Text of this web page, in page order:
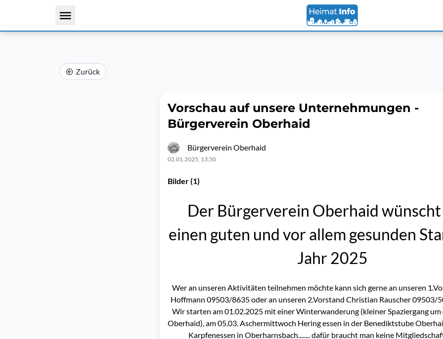
Zurück
Vorschau auf unsere Unternehmungen -
Bürgerverein Oberhaid
Bürgerverein Oberhaid
02.01.2025, 13:50
Bilder (1)
Der Bürgerverein Oberhaid wünscht
einen guten und vor allem gesunden
Jahr 2025
Wer an unseren Aktivitäten teilnehmen möchte kann sich gerne an unseren
Hoffmann 09503/8635 oder an unseren 2.Vorstand Christian Rauscher 09503/
Wir starten am 01.02.2025 mit einer Winterwanderung (kleiner Spaziergang um
Oberhaid), am 05.03. Aschermittwoch Hering essen in der Benediktstube
Karpfenessen in Oberharnsbach........ dafür braucht man keine